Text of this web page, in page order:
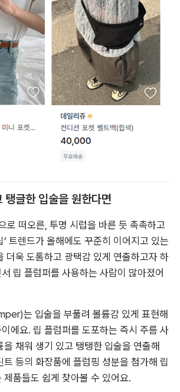
탱글한 입술을 원한다면
로 떠오른, 투명 시럽을 바른 듯 촉촉하고
’ 트렌드가 올해에도 꾸준히 이어지고 있는
더욱 도톰하고 광택감 있게 연출하고자 하
립 플럼퍼를 사용하는 사람이 많아졌어
는 입술을 부풀려 볼륨감 있게 표현해
에요. 립 플럼퍼를 도포하는 즉시 주름 사
을 채워 생기 있고 탱탱한 입술을 연출해
트 등의 화장품에 플럼핑 성분을 첨가해 립
제품들도 쉽게 찾아볼 수 있어요.